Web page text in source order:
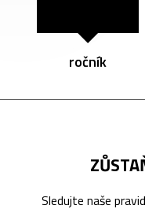
ročník
Sledujte naše